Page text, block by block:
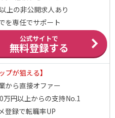
上の非公開求人あり
を専任でサポート
公式サイトで
無料登録する
プが狙える】
から直接オファー
万円以上からの支持No.1
登録で転職率UP